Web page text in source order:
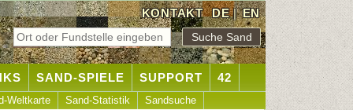
KONTAKT DE|EN
SAND-SPIELE SUPPORT 42
Weltkarte Sand-Statistik Sandsuche